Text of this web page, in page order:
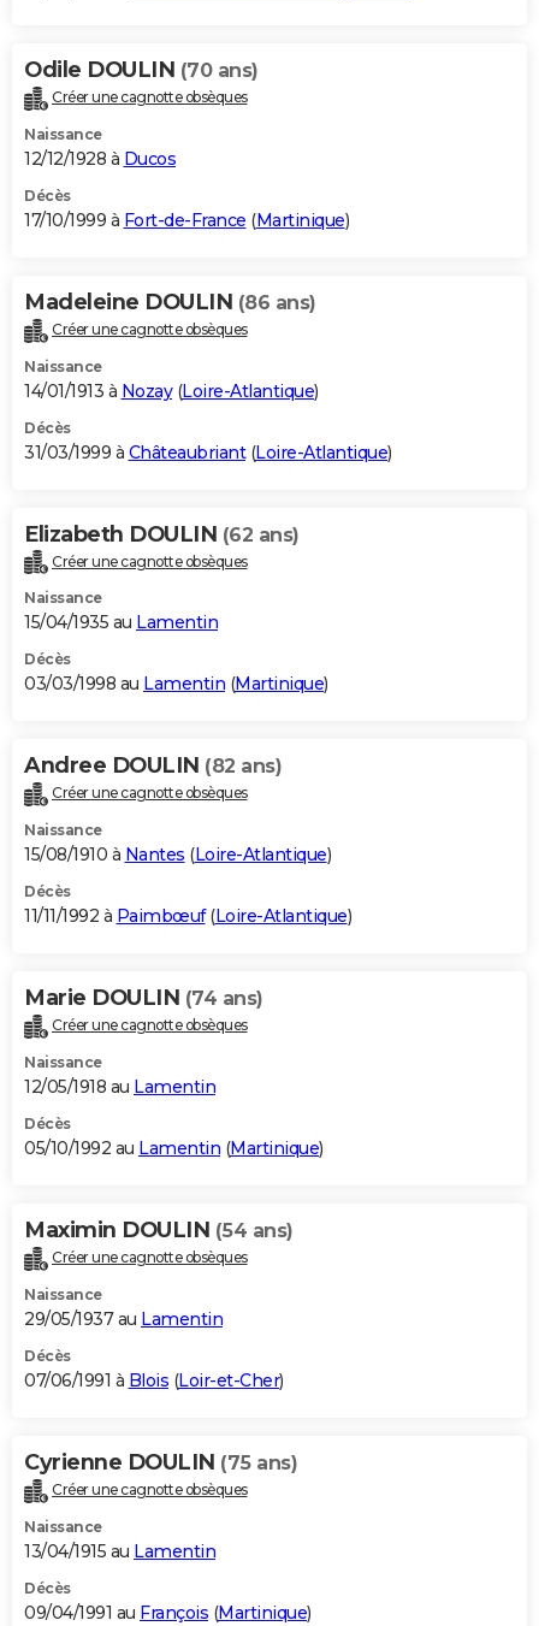
Odile DOULIN (70 ans)
Créer une cagnotte obsèques
Naissance
12/12/1928 à Ducos
Décès
17/10/1999 à Fort-de-France (Martinique)
Madeleine DOULIN (86 ans)
Créer une cagnotte obsèques
Naissance
14/01/1913 à Nozay(Loire-Atlantique)
Décès
31/03/1999 à Châteaubriant(Loire-Atlantique)
Elizabeth DOULIN (62 ans)
Créer une cagnotte obsèques
Naissance
15/04/1935 au Lamentin
Décès
03/03/1998 au Lamentin (Martinique)
Andree DOULIN (82 ans)
Créer une cagnotte obsèques
Naissance
15/08/1910 à Nantes (Loire-Atlantique)
Décès
11/11/1992 à Paimbœuf(Loire-Atlantique)
Marie DOULIN (74 ans)
Créer une cagnotte obsèques
Naissance
12/05/1918 au Lamentin
Décès
05/10/1992 au Lamentin (Martinique)
Maximin DOULIN (54 ans)
Créer une cagnotte obsèques
Naissance
29/05/1937 au Lamentin
Décès
07/06/1991 à Blois (Loir-et-Cher)
Cyrienne DOULIN (75 ans)
Créer une cagnotte obsèques
Naissance
13/04/1915 au Lamentin
Décès
09/04/1991 au François (Martinique)